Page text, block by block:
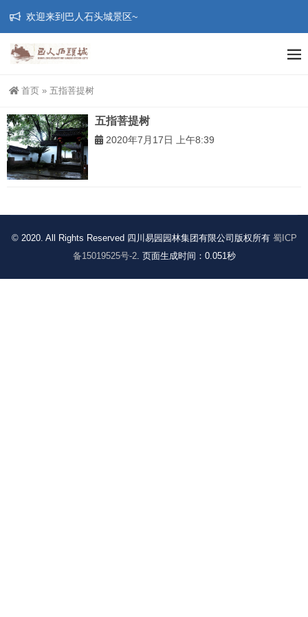
欢迎来到巴人石头城景区~
首页 » 五指菩提树
五指菩提树
2020年7月17日 上午8:39
© 2020. All Rights Reserved 四川易园园林集团有限公司版权所有 蜀ICP
备15019525号-2. 页面生成时间：0.051秒